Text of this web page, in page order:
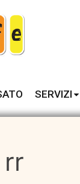
SERVIZI